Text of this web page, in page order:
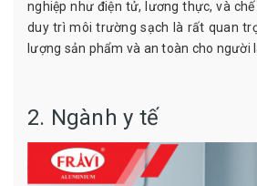
nghiệp như điện tử, lương thực, và
duy trì môi trường sạch là rất quan
lượng sản phẩm và an toàn cho người
2. Ngành y tế